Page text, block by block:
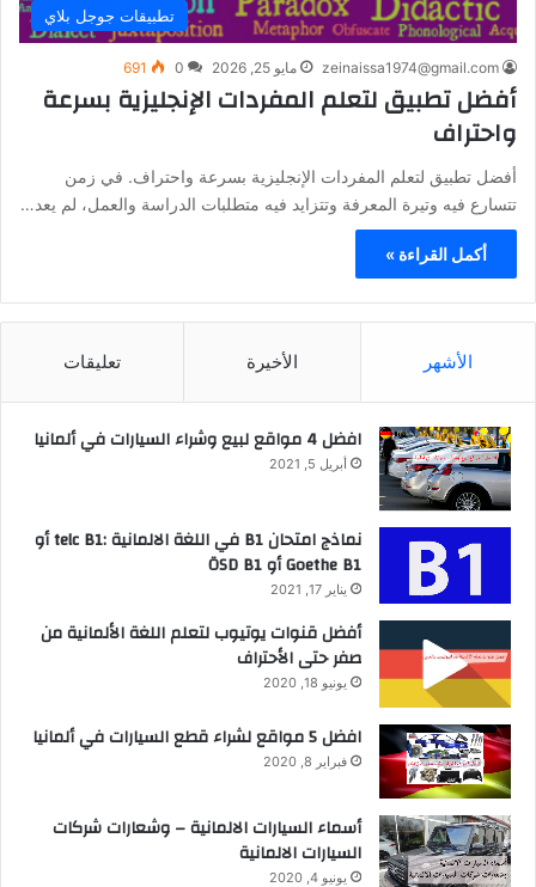
تطبيقات جوجل بلاي
zeinaissa1974@gmail.com مايو 25, 2026 0
691
أفضل تطبيق لتعلم المفردات الإنجليزية بسرعة
واحتراف
أفضل تطبيق لتعلم المفردات الإنجليزية بسرعة واحتراف. في زمن
تتسارع فيه وتيرة المعرفة وتتزايد فيه متطلبات الدراسة والعمل، لم يعد…
أكمل القراءة »
الأشهر الأخيرة تعليقات
افضل 4 مواقع لبيع وشراء السيارات في ألمانيا
أبريل 5, 2021
نماذج امتحان B1 في اللغة الالمانية :telc B1 أو
Goethe B1 أو ÖSD B1
يناير 17, 2021
أفضل قنوات يوتيوب لتعلم اللغة الألمانية من
صفر حتى الأحتراف
يونيو 18, 2020
افضل 5 مواقع لشراء قطع السيارات في ألمانيا
فبراير 8, 2020
أسماء السيارات الالمانية – وشعارات شركات
السيارات الالمانية
يونيو 4, 2020